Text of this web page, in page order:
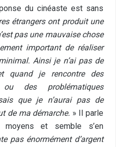
du cinéaste est sans
étrangers ont produit une
pas une mauvaise chose
important de réaliser
Ainsi je n’ai pas de
quand je rencontre des
des problématiques
que je n’aurai pas de
de ma démarche. » Il parle
moyens et semble s’en
pas énormément d’argent